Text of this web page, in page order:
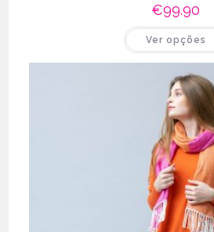
€99.90
Ver opções